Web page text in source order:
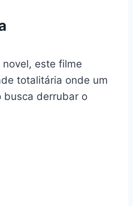
este filme
totalitária onde um
busca derrubar o